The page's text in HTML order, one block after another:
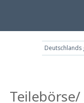
Deutschlands
Teilebörse/